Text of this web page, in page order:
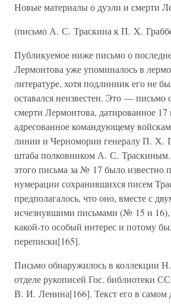
Новые материалы о дуэли и смерти
(письмо А. С. Траскина к П. X.
Публикуемое ниже письмо о
Лермонтова уже упоминалось в
литературе, хотя подлинник его не
оставался неизвестен. Это — письмо
смерти Лермонтова, датированное
адресованное командующему
линии и Черномории генералу П. Х.
штаба полковником А. С.
этого письма за № 17 было известно
нумерации сохранившихся писем
предполагалось, что оно, вместе с
исчезнувшими письмами (№ 15 и 16),
какой-то особый интерес и потому
переписки[165].
Письмо обнаружилось в коллекции
отделе рукописей Гос. библиотеки
В. И. Ленина[166]. Текст его в самом